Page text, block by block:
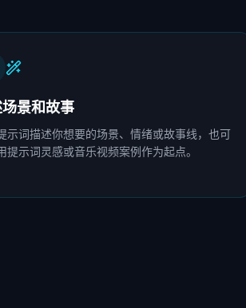
景和故事
示词描述你想要的场景、情绪或故事线，也可
提示词灵感或音乐视频案例作为起点。